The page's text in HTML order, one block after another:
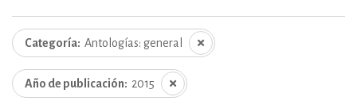
Categoría Antologías: general
Año de publicación 2015